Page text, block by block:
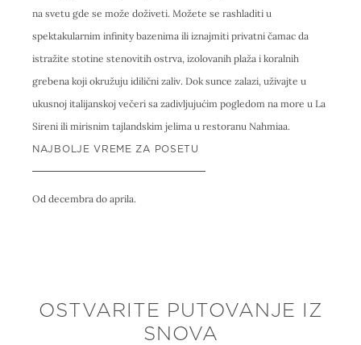
na svetu gde se može doživeti. Možete se rashladiti u
spektakularnim infinity bazenima ili iznajmiti privatni čamac da
istražite stotine stenovitih ostrva, izolovanih plaža i koralnih
grebena koji okružuju idilični zaliv. Dok sunce zalazi, uživajte u
ukusnoj italijanskoj večeri sa zadivljujućim pogledom na more u La
Sireni ili mirisnim tajlandskim jelima u restoranu Nahmiaa.
NAJBOLJE VREME ZA POSETU
Od decembra do aprila.
OSTVARITE PUTOVANJE IZ
SNOVA